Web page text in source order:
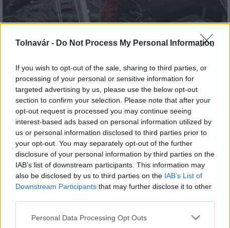
Tolnavár - Do Not Process My Personal Information
If you wish to opt-out of the sale, sharing to third parties, or
processing of your personal or sensitive information for
targeted advertising by us, please use the below opt-out
section to confirm your selection. Please note that after your
opt-out request is processed you may continue seeing
interest-based ads based on personal information utilized by
us or personal information disclosed to third parties prior to
your opt-out. You may separately opt-out of the further
disclosure of your personal information by third parties on the
IAB’s list of downstream participants. This information may
also be disclosed by us to third parties on the IAB’s List of
Downstream Participants that may further disclose it to other
Please note that this website/app uses one or more Google
Personal Data Processing Opt Outs
Paks paksi atomerőmű Paks II Paks II. Atomerőmű Zrt.
Paks II.: Mit jelent az 5. blokk új mérföldköve a
felülvizsgálat árnyékában?
Megkezdődött az 5. blokk reaktorépületének alaplemez-
kivitelezése, miközben a felülvizsgálat arra keresi a választ,
hogy a megváltozott gazdasági és geopolitikai környezetben
milyen feltételek mellett érdemes továbbvinni Magyarország
egyik legnagyobb beruházását.
Elkészült a Liszt Ferenc repülőtér
közelében lévő logisztikai bázis út- és